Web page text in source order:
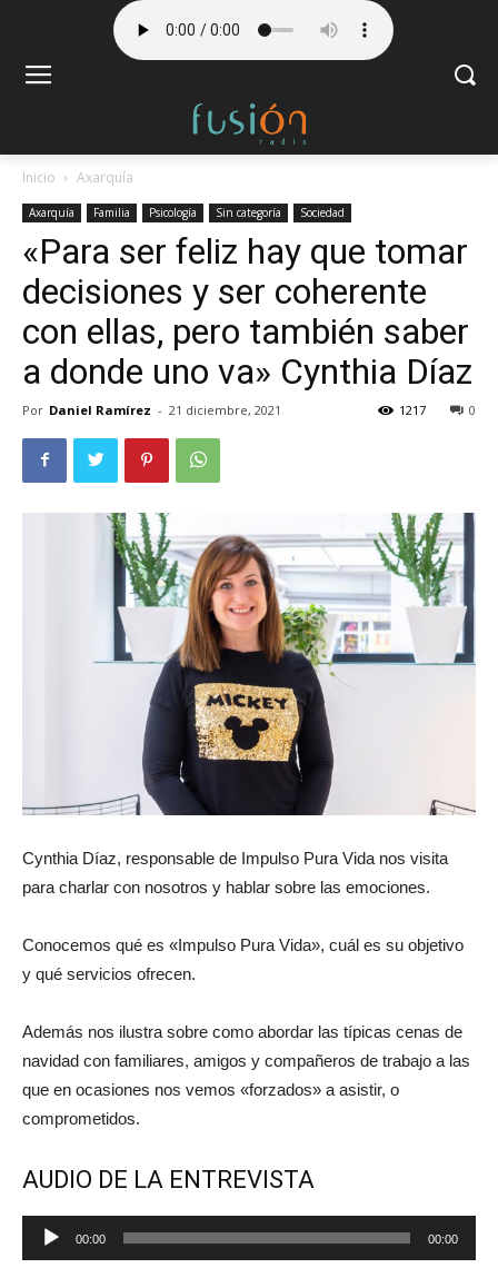
Inicio Axarquía
Axarquía Familia Psicología Sin categoría Sociedad
«Para ser feliz hay que tomar
decisiones y ser coherente
con ellas, pero también saber
a donde uno va» Cynthia Díaz
Por Daniel Ramírez - 21 diciembre, 2021 0
1217
Cynthia Díaz, responsable de Impulso Pura Vida nos visita
para charlar con nosotros y hablar sobre las emociones.
Conocemos qué es «Impulso Pura Vida», cuál es su objetivo
y qué servicios ofrecen.
Además nos ilustra sobre como abordar las típicas cenas de
navidad con familiares, amigos y compañeros de trabajo a las
que en ocasiones nos vemos «forzados» a asistir, o
comprometidos.
AUDIO DE LA ENTREVISTA
Reproductor
de
00:00 00:00